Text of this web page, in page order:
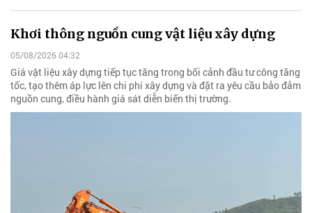
Khơi thông nguồn cung vật liệu xây dựng
05/08/2026 04:32
Giá vật liệu xây dựng tiếp tục tăng trong bối cảnh đầu tư công tăng
tốc, tạo thêm áp lực lên chi phí xây dựng và đặt ra yêu cầu bảo đảm
nguồn cung, điều hành giá sát diễn biến thị trường.